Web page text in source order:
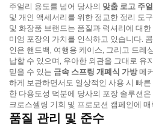
주얼리 용도를 넘어 당사의 맞춤 로고 주
및 개인 액세서리를 위한 정교한 정리 도
및 화장품 브랜드는 품질과 럭셔리에 대
미엄 포장의 가치를 인식하고 있습니다.
인은 핸드백, 여행용 케이스, 그리고 드레
납할 수 있으며, 우아한 외관을 그대로 유
믿을 수 있는 금속 스프링 개폐식 가방메
하게 보관하면서도 일상적인 사용 시 빠
한 다용도성 덕분에 당사의 포장 솔루션
크로스셀링 기회 및 프로모션 캠페인에
품질 관리 및 준수